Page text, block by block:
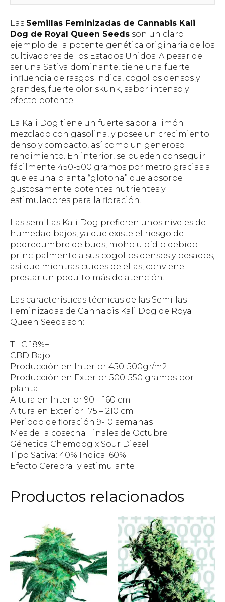
Las Semillas Feminizadas de Cannabis Kali
Dog de Royal Queen Seeds son un claro
ejemplo de la potente genética originaria de los
cultivadores de los Estados Unidos. A pesar de
ser una Sativa dominante, tiene una fuerte
influencia de rasgos Indica, cogollos densos y
grandes, fuerte olor skunk, sabor intenso y
efecto potente.
La Kali Dog tiene un fuerte sabor a limón
mezclado con gasolina, y posee un crecimiento
denso y compacto, así como un generoso
rendimiento. En interior, se pueden conseguir
fácilmente 450-500 gramos por metro gracias a
que es una planta “glotona” que absorbe
gustosamente potentes nutrientes y
estimuladores para la floración.
Las semillas Kali Dog prefieren unos niveles de
humedad bajos, ya que existe el riesgo de
podredumbre de buds, moho u oídio debido
principalmente a sus cogollos densos y pesados,
así que mientras cuides de ellas, conviene
prestar un poquito más de atención.
Las características técnicas de las Semillas
Feminizadas de Cannabis Kali Dog de Royal
Queen Seeds son:
THC 18%+
CBD Bajo
Producción en Interior 450-500gr/m2
Producción en Exterior 500-550 gramos por
planta
Altura en Interior 90 – 160 cm
Altura en Exterior 175 – 210 cm
Periodo de floración 9-10 semanas
Mes de la cosecha Finales de Octubre
Génetica Chemdog x Sour Diesel
Tipo Sativa: 40% Indica: 60%
Efecto Cerebral y estimulante
Productos relacionados